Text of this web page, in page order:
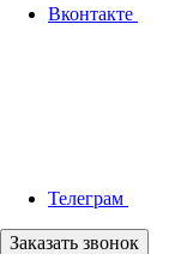
Вконтакте
Телеграм
Заказать звонок